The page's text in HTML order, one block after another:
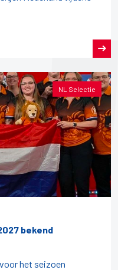
NL Selectie
bekend
het seizoen